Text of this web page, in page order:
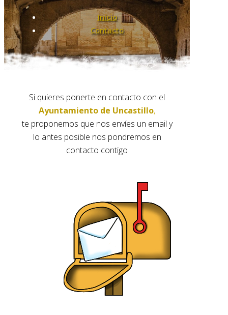
Inicio
Contacto
Si quieres ponerte en contacto con el
Ayuntamiento de Uncastillo,
te proponemos que nos envíes un email y
lo antes posible nos pondremos en
contacto contigo